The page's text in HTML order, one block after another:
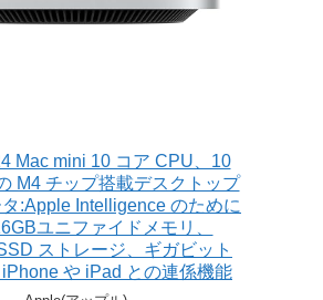
Mac mini 10 コア CPU、10
M4 チップ搭載デスクトップ
:Apple Intelligence のために
ユニファイドメモリ、
ストレージ、ギガビット
や iPad との連係機能